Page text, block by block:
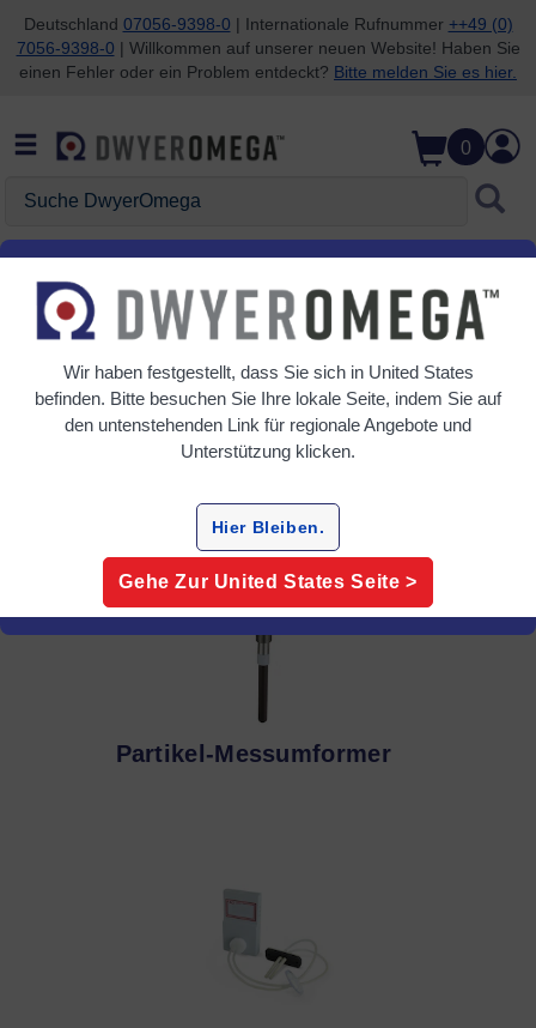
Zum Suchen überspringen
Zum Hauptinhalt überspringen
Zur Navigation überspringen
Deutschland 07056-9398-0 | Internationale Rufnummer ++49 (0)
7056-9398-0 | Willkommen auf unserer neuen Website! Haben Sie
einen Fehler oder ein Problem entdeckt? Bitte melden Sie es hier.
0
Startseite Luftqualität Luft- und Gasmessumformer
Luft- und Gasmessumformer
Partikel-Messumformer
Wir haben festgestellt, dass Sie sich in United States
befinden. Bitte besuchen Sie Ihre lokale Seite, indem Sie auf
den untenstehenden Link für regionale Angebote und
Unterstützung klicken.
Hier Bleiben.
Gehe Zur United States Seite >